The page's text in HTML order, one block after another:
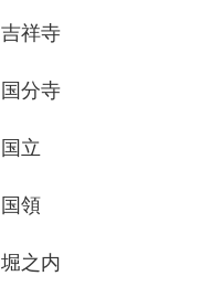
吉祥寺
国分寺
国立
国領
堀之内